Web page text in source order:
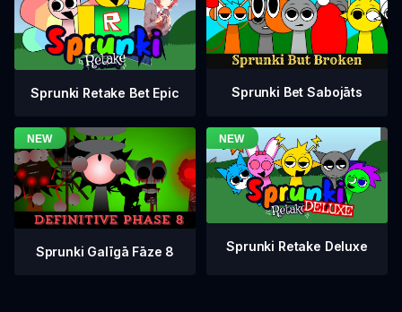
Sprunki Retake Bet Epic Sprunki Bet Sabojāts
Sprunki Galīgā Fāze 8 Sprunki Retake Deluxe